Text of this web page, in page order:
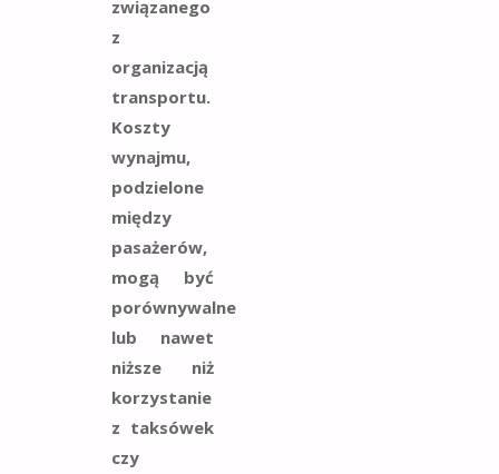
związanego
z
organizacją
transportu.
Koszty
wynajmu,
podzielone
między
pasażerów,
mogą być
porównywalne
lub nawet
niższe niż
korzystanie
z taksówek
czy